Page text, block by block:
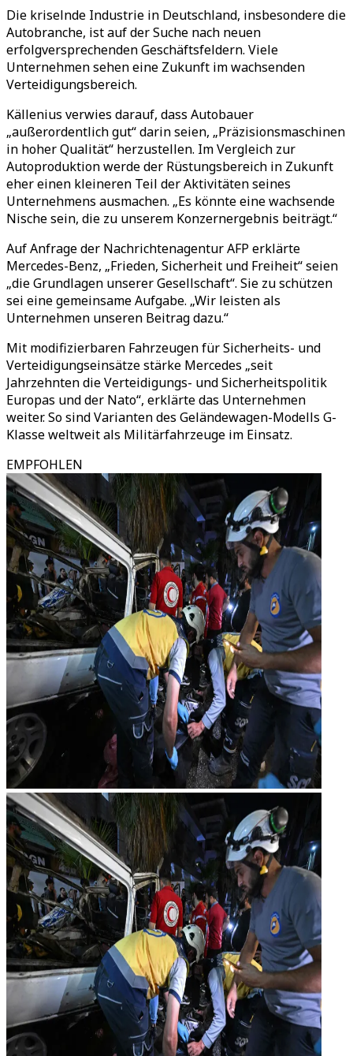
Die kriselnde Industrie in Deutschland, insbesondere die
Autobranche, ist auf der Suche nach neuen
erfolgversprechenden Geschäftsfeldern. Viele
Unternehmen sehen eine Zukunft im wachsenden
Verteidigungsbereich.
Källenius verwies darauf, dass Autobauer
„außerordentlich gut“ darin seien, „Präzisionsmaschinen
in hoher Qualität“ herzustellen. Im Vergleich zur
Autoproduktion werde der Rüstungsbereich in Zukunft
eher einen kleineren Teil der Aktivitäten seines
Unternehmens ausmachen. „Es könnte eine wachsende
Nische sein, die zu unserem Konzernergebnis beiträgt.“
Auf Anfrage der Nachrichtenagentur AFP erklärte
Mercedes-Benz, „Frieden, Sicherheit und Freiheit“ seien
„die Grundlagen unserer Gesellschaft“. Sie zu schützen
sei eine gemeinsame Aufgabe. „Wir leisten als
Unternehmen unseren Beitrag dazu.“
Mit modifizierbaren Fahrzeugen für Sicherheits- und
Verteidigungseinsätze stärke Mercedes „seit
Jahrzehnten die Verteidigungs- und Sicherheitspolitik
Europas und der Nato“, erklärte das Unternehmen
weiter. So sind Varianten des Geländewagen-Modells G-
Klasse weltweit als Militärfahrzeuge im Einsatz.
EMPFOHLEN